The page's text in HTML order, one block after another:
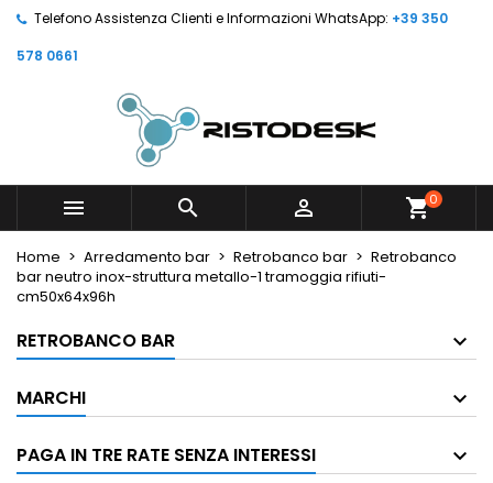
Telefono Assistenza Clienti e Informazioni WhatsApp: +39 350
578 0661
   shopping_cart0
Home Arredamento bar Retrobanco bar
Retrobanco
bar neutro inox-struttura metallo-1 tramoggia rifiuti-
cm50x64x96h
RETROBANCO BAR
MARCHI
PAGA IN TRE RATE SENZA INTERESSI